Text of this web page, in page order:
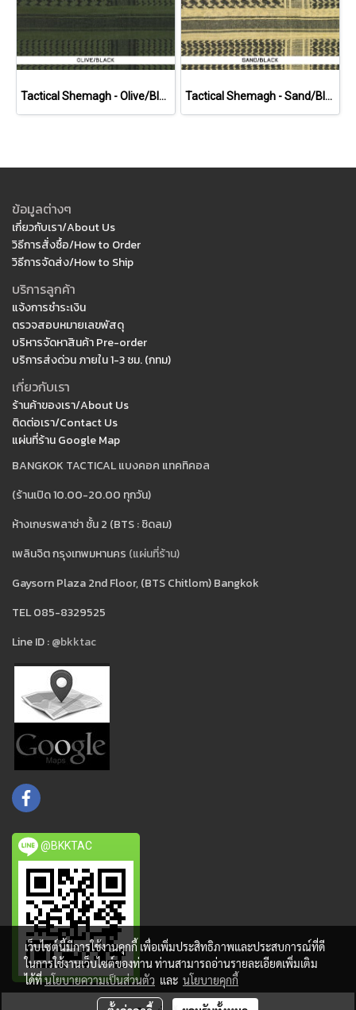
Tactical Shemagh - Olive/Black Tactical Shemagh - Sand/Black
ข้อมูลต่างๆ
เกี่ยวกับเรา/About Us
วิธีการสั่งซื้อ/How to Order
วิธีการจัดส่ง/How to Ship
บริการลูกค้า
แจ้งการชำระเงิน
ตรวจสอบหมายเลขพัสดุ
บริหารจัดหาสินค้า Pre-order
บริการส่งด่วน ภายใน 1-3 ชม. (กทม)
เกี่ยวกับเรา
ร้านค้าของเรา/About Us
ติดต่อเรา/Contact Us
แผ่นที่ร้าน Google Map
BANGKOK TACTICAL แบงคอค แทคทิคอล
(ร้านเปิด 10.00-20.00 ทุกวัน)
ห้างเกษรพลาซ่า ชั้น 2 (BTS : ชิดลม)
เพลินจิต กรุงเทพมหานคร (แผ่นที่ร้าน)
Gaysorn Plaza 2nd Floor, (BTS Chitlom) Bangkok
TEL 085-8329525
Line ID :@bkktac
@BKKTAC
เว็บไซต์นี้มีการใช้งานคุกกี้ เพื่อเพิ่มประสิทธิภาพและประสบการณ์ที่ดี
ในการใช้งานเว็บไซต์ของท่าน ท่านสามารถอ่านรายละเอียดเพิ่มเติม
ได้ที่นโยบายความเป็นส่วนตัว และ นโยบายคุกกี้